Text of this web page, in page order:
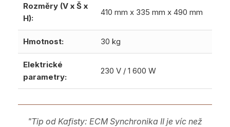
Rozměry (V x Š x
H):
410 mm x 335 mm x 490 mm
Hmotnost: 30 kg
Elektrické
parametry:
230 V / 1 600 W
"Tip od Kafisty: ECM Synchronika II je víc než